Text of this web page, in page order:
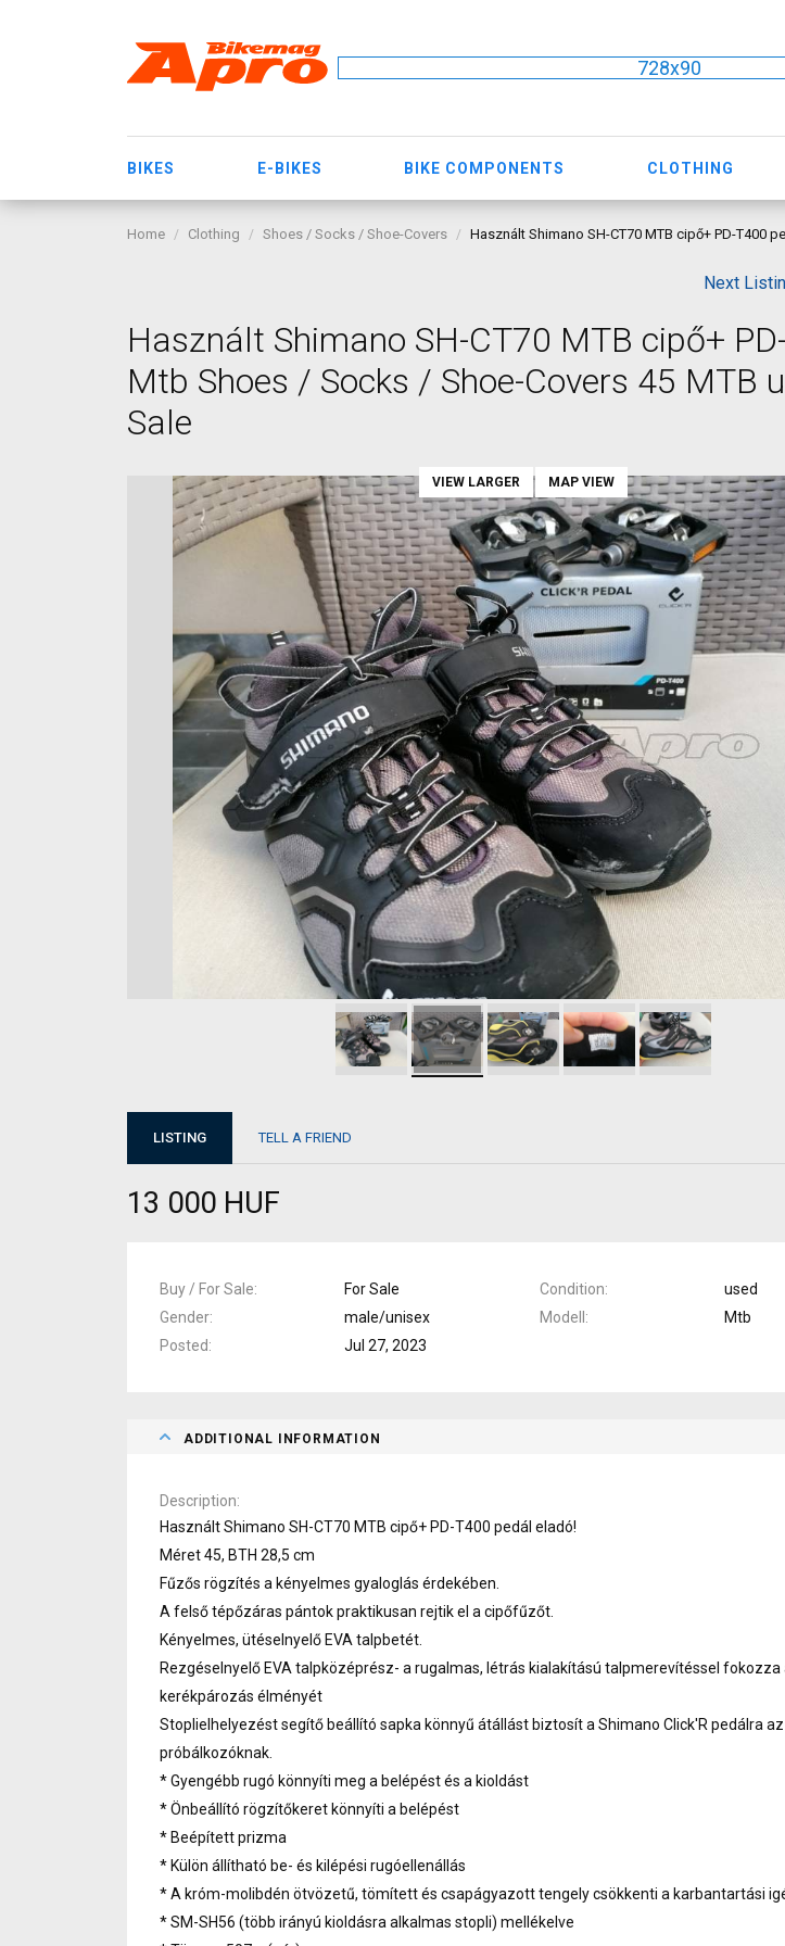
728x90
BIKES E-BIKES BIKE COMPONENTS CLOTHING
Home Clothing Shoes / Socks / Shoe-Covers Használt Shimano SH-CT70 MTB cipő+ PD-T400
Next
Használt Shimano SH-CT70 MTB cipő+
Mtb Shoes / Socks / Shoe-Covers 45 MTB
Sale
VIEW LARGER MAP VIEW
LISTING TELL A FRIEND
13 000 HUF
Buy / For Sale For Sale Condition
used
Gender
male/unisex Modell
Mtb
Posted
Jul 27, 2023
ADDITIONAL INFORMATION
Description
Használt Shimano SH-CT70 MTB cipő+ PD-T400 pedál eladó!
Méret 45, BTH 28,5 cm
Fűzős rögzítés a kényelmes gyaloglás érdekében.
A felső tépőzáras pántok praktikusan rejtik el a cipőfűzőt.
Kényelmes, ütéselnyelő EVA talpbetét.
Rezgéselnyelő EVA talpközéprész- a rugalmas, létrás kialakítású talpmerevítéssel fokozza
kerékpározás élményét
Stoplielhelyezést segítő beállító sapka könnyű átállást biztosít a Shimano Click'R pedálra
próbálkozóknak.
* Gyengébb rugó könnyíti meg a belépést és a kioldást
* Önbeállító rögzítőkeret könnyíti a belépést
* Beépített prizma
* Külön állítható be- és kilépési rugóellenállás
* A króm-molibdén ötvözetű, tömített és csapágyazott tengely csökkenti a karbantartási
* SM-SH56 (több irányú kioldásra alkalmas stopli) mellékelve